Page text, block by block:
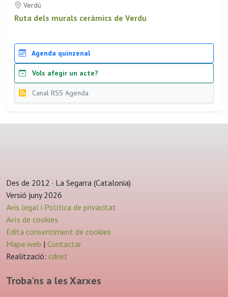
Verdú
Ruta dels murals ceràmics de Verdu
Agenda quinzenal
Vols afegir un acte?
Canal RSS Agenda
Des de 2012 · La Segarra (Catalonia)
Versió juny 2026
Avis legal i Política de privacitat
Avís de cookies
Edita consentiment de cookies
Mapa web | Contactar
Realització: cdnet
Troba'ns a les Xarxes